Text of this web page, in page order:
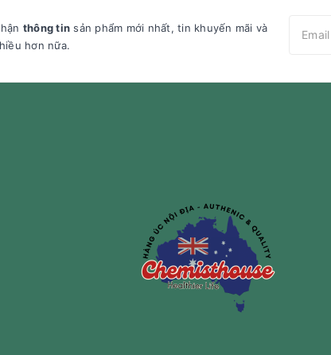
thông tin sản phẩm mới nhất, tin khuyến mãi và
hơn nữa.